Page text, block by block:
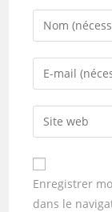
Enregistrer
dans le